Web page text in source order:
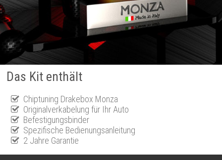
Das Kit enthält
Chiptuning Drakebox Monza
Originalverkabelung für Ihr Auto
Befestigungsbinder
Spezifische Bedienungsanleitung
2 Jahre Garantie